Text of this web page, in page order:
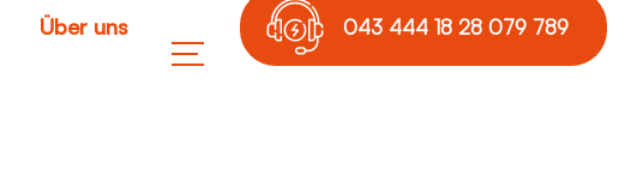
Über uns 043 444 18 28 079 789